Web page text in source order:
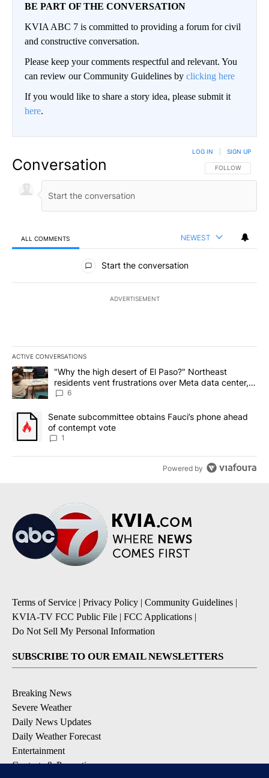
BE PART OF THE CONVERSATION
KVIA ABC 7 is committed to providing a forum for civil
and constructive conversation.
Please keep your comments respectful and relevant. You
can review our Community Guidelines by clicking here
If you would like to share a story idea, please submit it
here.
Conversation FOLLOW THIS
FOLLOW
LOG IN SIGN UP
ALL COMMENTS NEWEST
All Comments
Start the conversation
ADVERTISEMENT
ACTIVE CONVERSATIONS
The following is a list of the most commented articles in the last
A trending article titled ""Why the high desert of El Paso?"
"Why the high desert of El Paso?" Northeast
residents vent frustrations over Meta data center,
utilities
6
A trending article titled "Senate subcommittee obtains Fauci’s
Senate subcommittee obtains Fauci’s phone ahead
of contempt vote
1
Powered by
Terms of Service | Privacy Policy | Community Guidelines |
KVIA-TV FCC Public File | FCC Applications |
Do Not Sell My Personal Information
SUBSCRIBE TO OUR EMAIL NEWSLETTERS
Breaking News
Severe Weather
Daily News Updates
Daily Weather Forecast
Entertainment
Contests & Promotions